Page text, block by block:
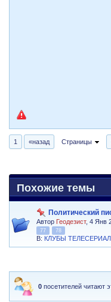
1 «назад Страницы
Похожие темы
Политический
Автор Геодезист, 4 Янв
77
78
В: КЛУБЫ
0 посетителей читают